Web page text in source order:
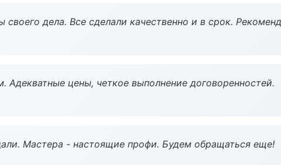
своего дела. Все сделали качественно и в срок.
Адекватные цены, четкое выполнение договоренностей.
Мастера - настоящие профи. Будем обращаться еще!